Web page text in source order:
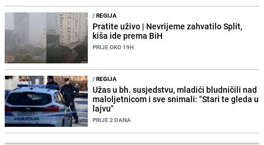
/REGIJA
Pratite uživo | Nevrijeme zahvatilo Split,
kiša ide prema BiH
PRIJE OKO 19H
/REGIJA
Užas u bh. susjedstvu, mladići bludničili nad
maloljetnicom i sve snimali: "Stari te gleda u
lajvu"
PRIJE 2 DANA